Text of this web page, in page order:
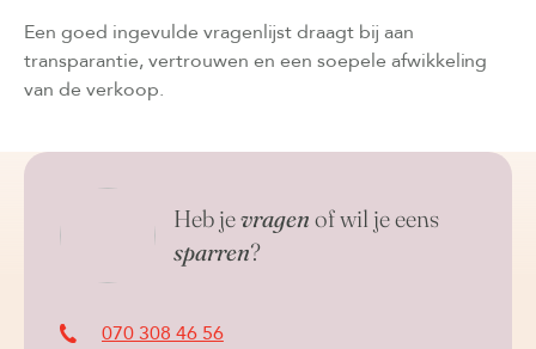
Een goed ingevulde vragenlijst draagt bij aan
transparantie, vertrouwen en een soepele afwikkeling
van de verkoop.
Heb jevragen of wil je eens
sparren?
070 308 46 56